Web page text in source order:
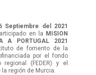
Septiembre del 2021
en la MISION
A PORTUGAL 2021
de fomento de la
por el fondo
regional (FEDER) y el
región de Murcia.